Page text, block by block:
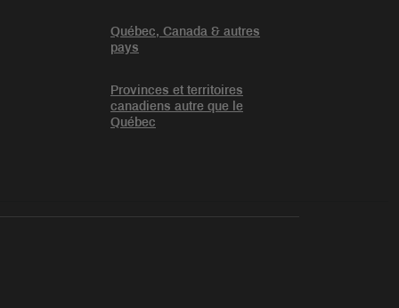
Québec, Canada & autres
pays
Provinces et territoires
canadiens autre que le
Québec